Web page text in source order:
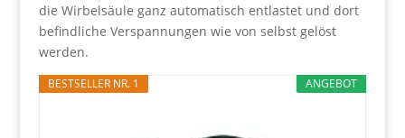
die Wirbelsäule ganz automatisch entlastet und dort
befindliche Verspannungen wie von selbst gelöst
werden.
ANGEBOT
BESTSELLER NR. 1